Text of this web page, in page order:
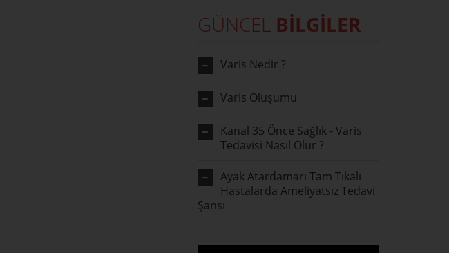
GÜNCEL BİLGİLER
Varis Nedir ?
Varis Oluşumu
Kanal 35 Önce Sağlık - Varis
Tedavisi Nasıl Olur ?
Ayak Atardamarı Tam Tıkalı
Hastalarda Ameliyatsız Tedavi
Şansı